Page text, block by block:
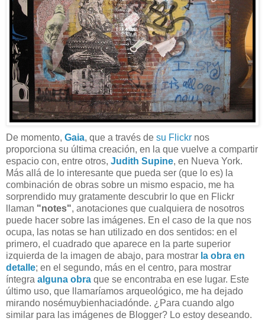
De momento, Gaia, que a través de su Flickr nos
proporciona su última creación, en la que vuelve a compartir
espacio con, entre otros, Judith Supine, en Nueva York.
Más allá de lo interesante que pueda ser (que lo es) la
combinación de obras sobre un mismo espacio, me ha
sorprendido muy gratamente descubrir lo que en Flickr
llaman "notes", anotaciones que cualquiera de nosotros
puede hacer sobre las imágenes. En el caso de la que nos
ocupa, las notas se han utilizado en dos sentidos: en el
primero, el cuadrado que aparece en la parte superior
izquierda de la imagen de abajo, para mostrar la obra en
detalle; en el segundo, más en el centro, para mostrar
íntegra alguna obra que se encontraba en ese lugar. Este
último uso, que llamaríamos arqueológico, me ha dejado
mirando nosémuybienhaciadónde. ¿Para cuando algo
similar para las imágenes de Blogger? Lo estoy deseando.